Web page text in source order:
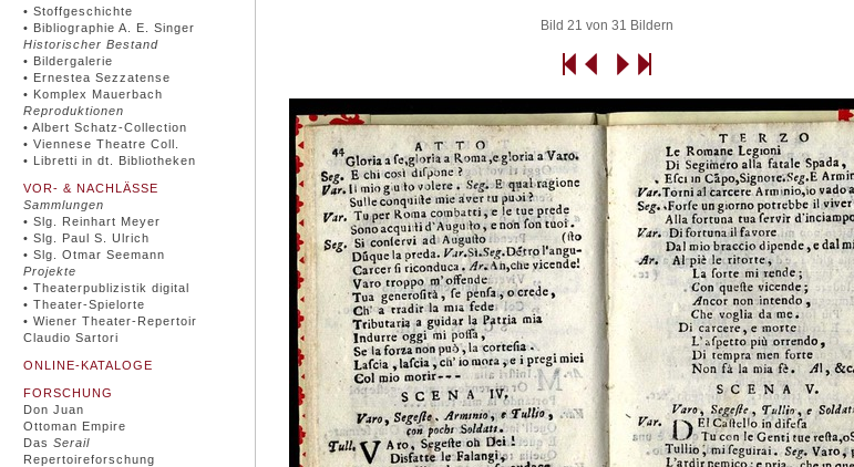
• Stoffgeschichte
• Bibliographie A. E. Singer
Historischer Bestand
• Bildergalerie
• Ernestea Sezzatense
• Komplex Mauerbach
Reproduktionen
• Albert Schatz-Collection
• Viennese Theatre Coll.
• Libretti in dt. Bibliotheken
VOR- & NACHLÄSSE
Sammlungen
• Slg. Reinhart Meyer
• Slg. Paul S. Ulrich
• Slg. Otmar Seemann
Projekte
• Theaterpublizistik digital
• Theater-Spielorte
• Wiener Theater-Repertoir
Claudio Sartori
ONLINE-KATALOGE
FORSCHUNG
Don Juan
Ottoman Empire
Das Serail
Repertoireforschung
Bild 21 von 31 Bildern